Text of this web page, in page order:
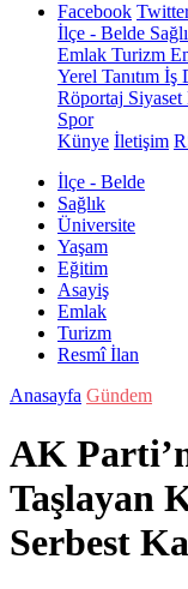
Facebook
İlçe - Belde
Emlak Turizm
Yerel Tanıtım İş
Röportaj Siyaset
Spor
Künye İletişim
İlçe - Belde
Sağlık
Üniversite
Yaşam
Eğitim
Asayiş
Emlak
Turizm
Resmî İlan
Anasayfa Gündem
AK
Taşlayan
Serbest